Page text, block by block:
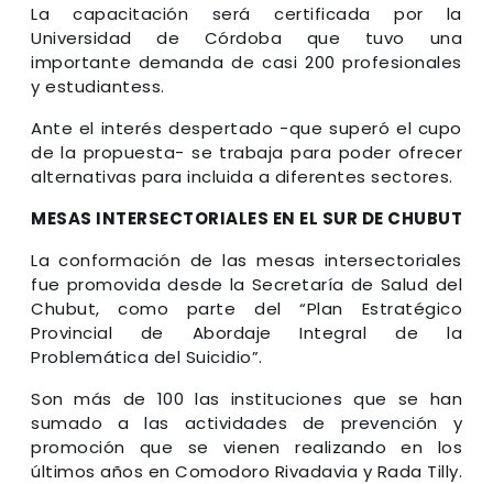
La capacitación será certificada por la
Universidad de Córdoba que tuvo una
importante demanda de casi 200 profesionales
y estudiantess.
Ante el interés despertado -que superó el cupo
de la propuesta- se trabaja para poder ofrecer
alternativas para incluida a diferentes sectores.
MESAS INTERSECTORIALES EN EL SUR DE CHUBUT
La conformación de las mesas intersectoriales
fue promovida desde la Secretaría de Salud del
Chubut, como parte del “Plan Estratégico
Provincial de Abordaje Integral de la
Problemática del Suicidio”.
Son más de 100 las instituciones que se han
sumado a las actividades de prevención y
promoción que se vienen realizando en los
últimos años en Comodoro Rivadavia y Rada Tilly.